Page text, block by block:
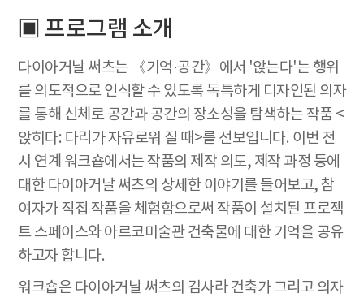
▣ 프로그램 소개
다이아거날 써츠는 《기억·공간》에서 '앉는다'는 행위
를 의도적으로 인식할 수 있도록 독특하게 디자인된 의자
를 통해 신체로 공간과 공간의 장소성을 탐색하는 작품 <
앉히다: 다리가 자유로워 질 때>를 선보입니다. 이번 전
시 연계 워크숍에서는 작품의 제작 의도, 제작 과정 등에
대한 다이아거날 써츠의 상세한 이야기를 들어보고, 참
여자가 직접 작품을 체험함으로써 작품이 설치된 프로젝
트 스페이스와 아르코미술관 건축물에 대한 기억을 공유
하고자 합니다.
워크숍은 다이아거날 써츠의 김사라 건축가 그리고 의자